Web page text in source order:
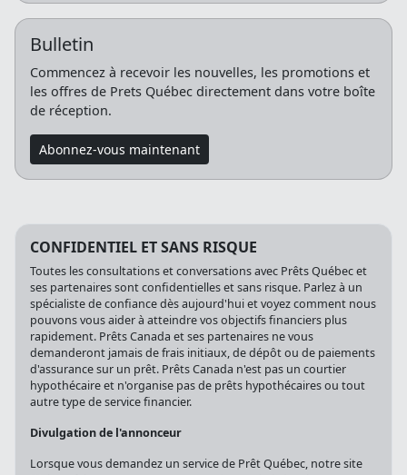
Bulletin
Commencez à recevoir les nouvelles, les promotions et
les offres de Prets Québec directement dans votre boîte
de réception.
Abonnez-vous maintenant
CONFIDENTIEL ET SANS RISQUE
Toutes les consultations et conversations avec Prêts Québec et
ses partenaires sont confidentielles et sans risque. Parlez à un
spécialiste de confiance dès aujourd'hui et voyez comment nous
pouvons vous aider à atteindre vos objectifs financiers plus
rapidement. Prêts Canada et ses partenaires ne vous
demanderont jamais de frais initiaux, de dépôt ou de paiements
d'assurance sur un prêt. Prêts Canada n'est pas un courtier
hypothécaire et n'organise pas de prêts hypothécaires ou tout
autre type de service financier.
Divulgation de l'annonceur
Lorsque vous demandez un service de Prêt Québec, notre site